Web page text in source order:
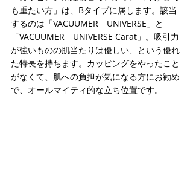
も重たい方」は、Bタイプに属します。該当
するのは「VACUUMER　UNIVERSE」と
「VACUUMER　UNIVERSE Carat」。吸引力
が強いものの肌当たりは優しい、という優れ
た特長を持ちます。カッピングをやったこと
がなくて、肌への負担が気になる方にお勧め
で、オールマイティ的な立ち位置です。